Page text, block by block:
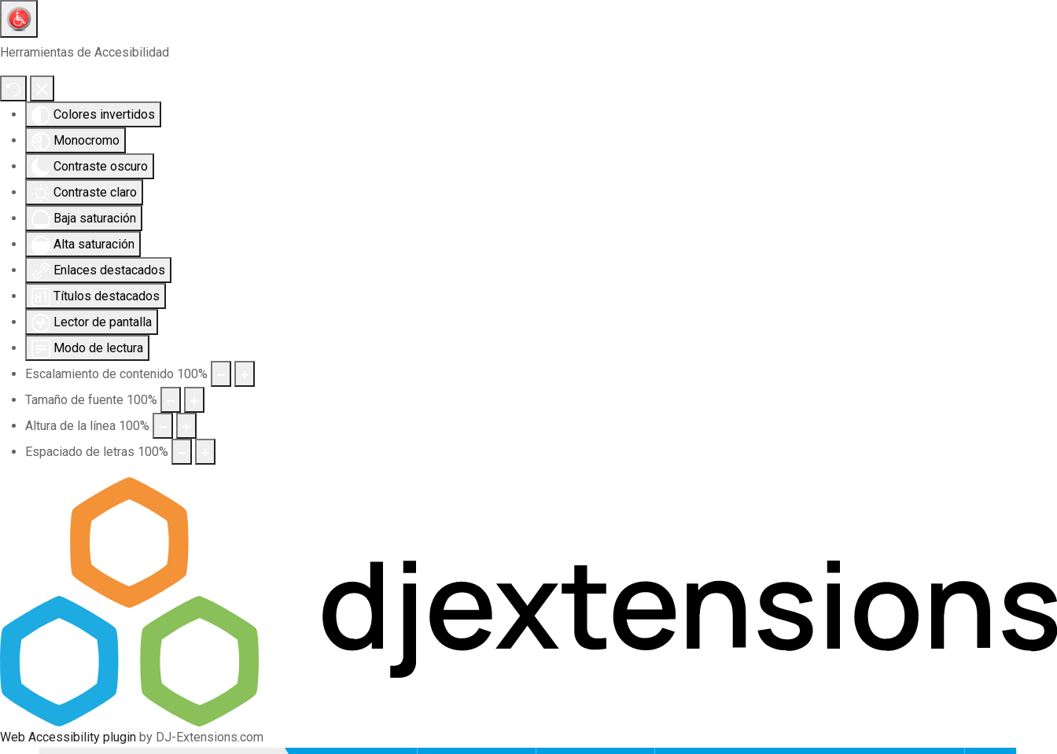
Herramientas de Accesibilidad
Colores invertidos
Monocromo
Contraste oscuro
Contraste claro
Baja saturación
Alta saturación
Enlaces destacados
Títulos destacados
Lector de pantalla
Modo de lectura
Escalamiento de contenido 100%
Tamaño de fuente 100%
Altura de la línea 100%
Espaciado de letras 100%
Web Accessibility plugin by DJ-Extensions.com